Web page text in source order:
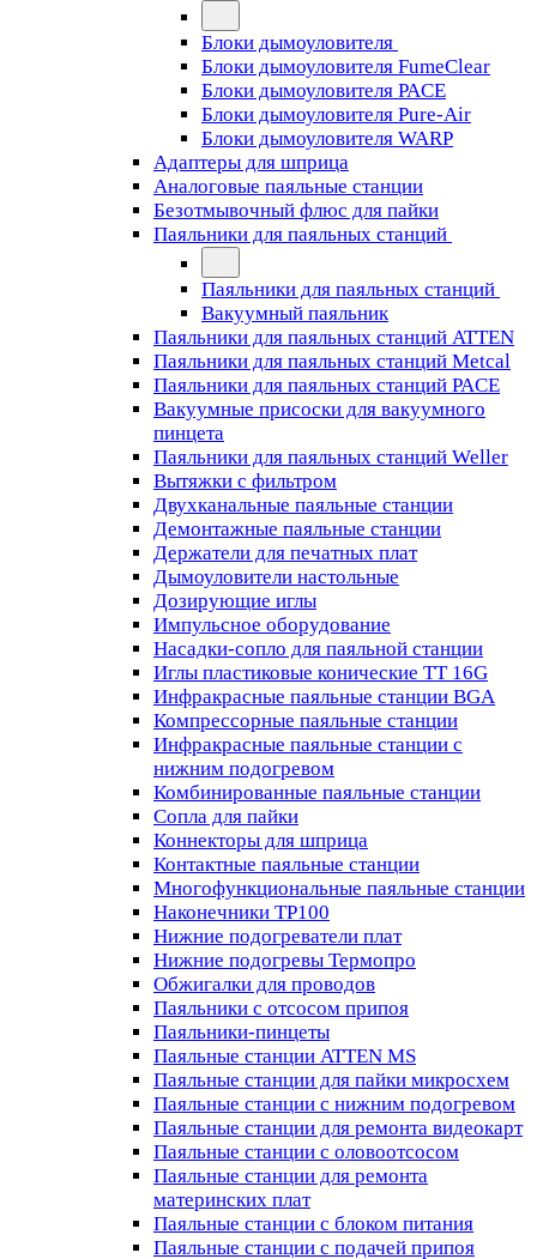
Блоки дымоуловителя
Блоки дымоуловителя FumeClear
Блоки дымоуловителя PACE
Блоки дымоуловителя Pure-Air
Блоки дымоуловителя WARP
Адаптеры для шприца
Аналоговые паяльные станции
Безотмывочный флюс для пайки
Паяльники для паяльных станций
Паяльники для паяльных станций
Вакуумный паяльник
Паяльники для паяльных станций ATTEN
Паяльники для паяльных станций Metcal
Паяльники для паяльных станций PACE
Вакуумные присоски для вакуумного
пинцета
Паяльники для паяльных станций Weller
Вытяжки с фильтром
Двухканальные паяльные станции
Демонтажные паяльные станции
Держатели для печатных плат
Дымоуловители настольные
Дозирующие иглы
Импульсное оборудование
Насадки-сопло для паяльной станции
Иглы пластиковые конические TT 16G
Инфракрасные паяльные станции BGA
Компрессорные паяльные станции
Инфракрасные паяльные станции с
нижним подогревом
Комбинированные паяльные станции
Сопла для пайки
Коннекторы для шприца
Контактные паяльные станции
Многофункциональные паяльные станции
Наконечники TP100
Нижние подогреватели плат
Нижние подогревы Термопро
Обжигалки для проводов
Паяльники с отсосом припоя
Паяльники-пинцеты
Паяльные станции ATTEN MS
Паяльные станции для пайки микросхем
Паяльные станции с нижним подогревом
Паяльные станции для ремонта видеокарт
Паяльные станции с оловоотсосом
Паяльные станции для ремонта
материнских плат
Паяльные станции с блоком питания
Паяльные станции с подачей припоя